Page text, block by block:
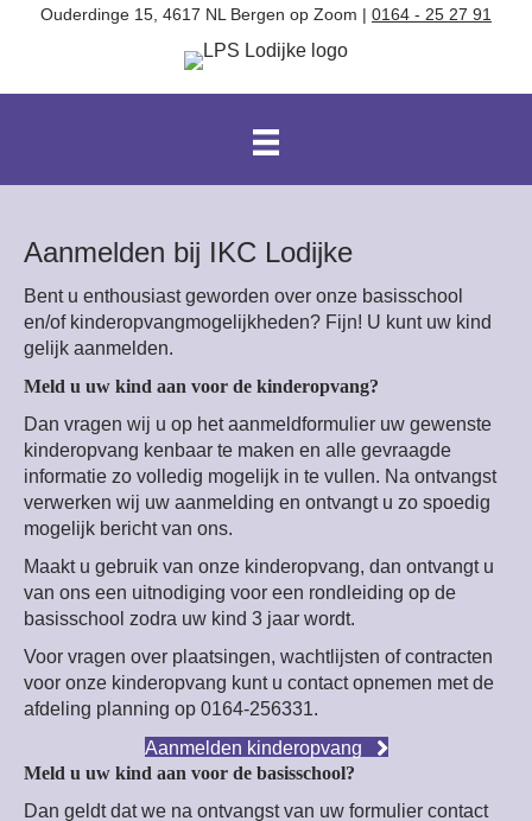
Ouderdinge 15, 4617 NL Bergen op Zoom | 0164 - 25 27 91
Aanmelden bij IKC Lodijke
Bent u enthousiast geworden over onze basisschool
en/of kinderopvangmogelijkheden? Fijn! U kunt uw kind
gelijk aanmelden.
Meld u uw kind aan voor de kinderopvang?
Dan vragen wij u op het aanmeldformulier uw gewenste
kinderopvang kenbaar te maken en alle gevraagde
informatie zo volledig mogelijk in te vullen. Na ontvangst
verwerken wij uw aanmelding en ontvangt u zo spoedig
mogelijk bericht van ons.
Maakt u gebruik van onze kinderopvang, dan ontvangt u
van ons een uitnodiging voor een rondleiding op de
basisschool zodra uw kind 3 jaar wordt.
Voor vragen over plaatsingen, wachtlijsten of contracten
voor onze kinderopvang kunt u contact opnemen met de
afdeling planning op 0164-256331.
Aanmelden kinderopvang
Meld u uw kind aan voor de basisschool?
Dan geldt dat we na ontvangst van uw formulier contact